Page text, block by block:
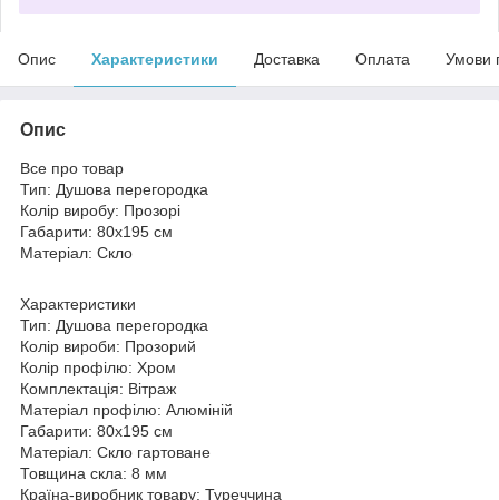
Опис Характеристики Доставка Оплата Умови
Опис
Все про товар
Тип: Душова перегородка
Колір виробу: Прозорі
Габарити: 80х195 см
Матеріал: Скло
Характеристики
Тип: Душова перегородка
Колір вироби: Прозорий
Колір профілю: Хром
Комплектація: Вітраж
Матеріал профілю: Алюміній
Габарити: 80х195 см
Матеріал: Скло гартоване
Товщина скла: 8 мм
Країна-виробник товару: Туреччина